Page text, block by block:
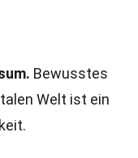
Bewusstes
Welt ist ein